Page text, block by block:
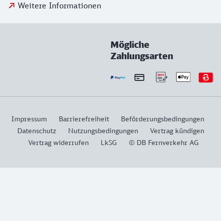
Weitere Informationen
Mögliche
Zahlungsarten
Impressum Barrierefreiheit
Beförderungsbedingungen
Datenschutz
Nutzungsbedingungen
Vertrag kündigen
Vertrag widerrufen
LkSG © DB Fernverkehr AG